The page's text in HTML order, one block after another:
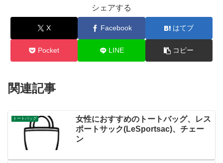
シェアする
X Facebook はてブ
Pocket LINE コピー
関連記事
トートバッグ
女性におすすめのトートバッグ、レス
ポートサック(LeSportsac)、チェー
ン